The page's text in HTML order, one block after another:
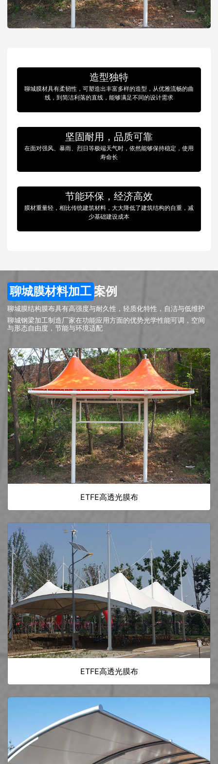
造型独特
聊城膜材具有柔韧性，可塑造出丰富多样的造型，从优雅流畅的曲
线，到简洁利落的直线，能够满足不同的设计需求
坚固耐用，品质可靠
在面对强风、暴雨、烈日等极端天气时，依然能够保持稳定，使用
寿命长
节能环保，经济高效
膜材重量轻，相比传统建筑材料，大大降低了建筑结构的自重，减
少基础建设成本
聊城膜材料加工 案例
聊城膜结构膜布具有高强度与耐久性，轻质化特性，自洁与低维护
聊城钢梁加工制造厂家在功能应用方面的优势光学性能可调，空间
与形态自由度，节能与环境适配
ETFE高透光膜布
ETFE高透光膜布